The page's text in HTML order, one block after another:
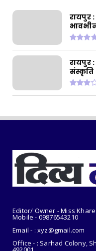
रायपुर :
रायपुर :
रायपुर : राजस्व
रायपुर
रायपुर
संस्कृति
Editor/ Owner - Miss Khare
Mobile - 09876543210
Email - : xyz@gmail.com
Office - : Sarhad Colony,